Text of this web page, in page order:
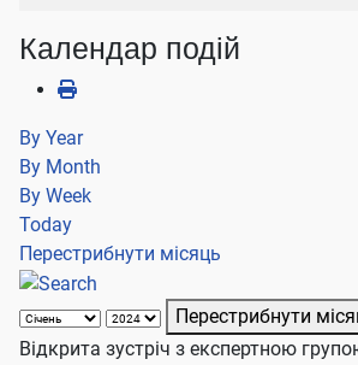
Календар подій
By Year
By Month
By Week
Today
Перестрибнути місяць
Перестрибнути
Відкрита зустріч з експертною